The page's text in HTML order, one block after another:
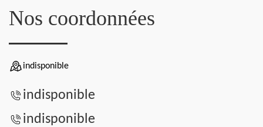
Nos coordonnées
indisponible
indisponible
indisponible